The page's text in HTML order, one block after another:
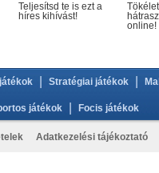
Teljesítsd te is ezt a
híres kihívást!
online!
Stratégiai játékok
játékok Focis játékok
Adatkezelési tájékoztató